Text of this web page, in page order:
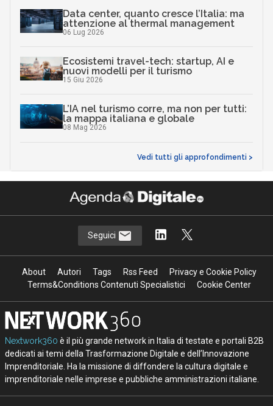
Data center, quanto cresce l’Italia: ma
attenzione al thermal management
06 Lug 2026
Ecosistemi travel-tech: startup, AI e
nuovi modelli per il turismo
15 Giu 2026
L’IA nel turismo corre, ma non per tutti:
la mappa italiana e globale
08 Mag 2026
Vedi tutti gli approfondimenti >
Seguici
About Autori Tags Rss Feed
Privacy e Cookie Policy
Terms&Conditions Contenuti Specialistici
Cookie Center
Nextwork360 è il più grande network in Italia di testate e portali B2B
dedicati ai temi della Trasformazione Digitale e dell’Innovazione
Imprenditoriale. Ha la missione di diffondere la cultura digitale e
imprenditoriale nelle imprese e pubbliche amministrazioni italiane.